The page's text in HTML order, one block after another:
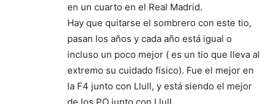
en un cuarto en el Real Madrid.
Hay que quitarse el sombrero con este tio,
pasan los años y cada año está igual o
incluso un poco mejor ( es un tio que lleva al
extremo su cuidado físico). Fue el mejor en
la F4 junto con Llull, y está siendo el mejor